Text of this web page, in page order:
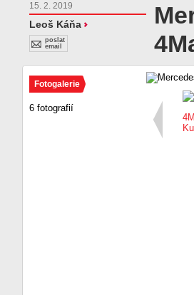
15. 2. 2019
Leoš Káňa
poslat
email
Fotogalerie
6 fotografií